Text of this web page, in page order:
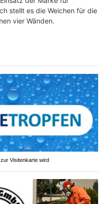
stellt es die Weichen für die
vier Wänden.
Visitenkarte wird